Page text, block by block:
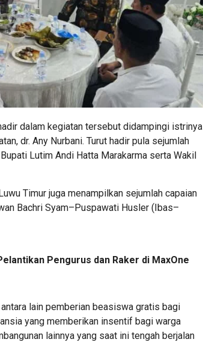
dalam kegiatan tersebut didampingi istrinya
dr. Any Nurbani. Turut hadir pula sejumlah
Lutim Andi Hatta Marakarma serta Wakil
Timur juga menampilkan sejumlah capaian
Bachri Syam–Puspawati Husler (Ibas–
Pengurus dan Raker di MaxOne
lain pemberian beasiswa gratis bagi
yang memberikan insentif bagi warga
lainnya yang saat ini tengah berjalan